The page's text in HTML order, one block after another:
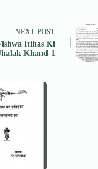
NEXT POST
Itihas Ki
Khand-1